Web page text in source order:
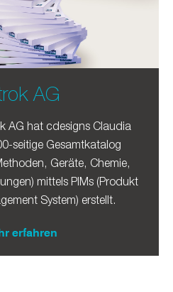
AG
AG hat cdesigns Claudia
seitige Gesamtkatalog
Geräte, Chemie,
mittels PIMs (Produkt
System) erstellt.
erfahren